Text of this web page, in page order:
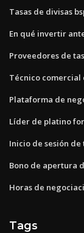
Tasas de divisas
En qué invertir
Proveedores de
Técnico comercial
Plataforma de
Líder de platino
Inicio de sesión
Bono de apertura
Horas de
Tags